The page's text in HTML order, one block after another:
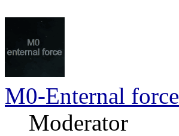
M0-Enternal force
Moderator